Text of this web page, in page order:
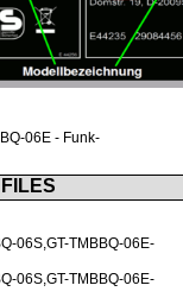
06E - Funk-
FILES
06S,GT-TMBBQ-06E-
06S,GT-TMBBQ-06E-